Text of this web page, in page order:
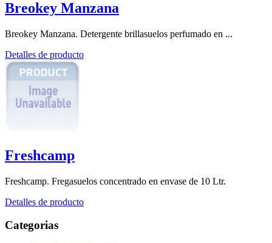
Breokey Manzana
Breokey Manzana. Detergente brillasuelos perfumado en ...
Detalles de producto
Freshcamp
Freshcamp. Fregasuelos concentrado en envase de 10 Ltr.
Detalles de producto
Categorias